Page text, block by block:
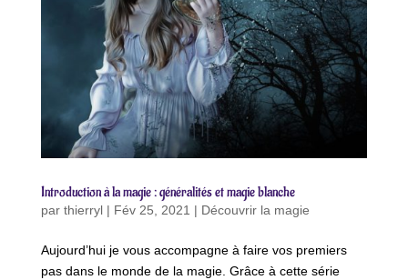
Introduction à la magie : généralités et magie blanche
par thierryl| Fév 25, 2021 | Découvrir la magie
Aujourd’hui je vous accompagne à faire vos premiers
pas dans le monde de la magie. Grâce à cette série